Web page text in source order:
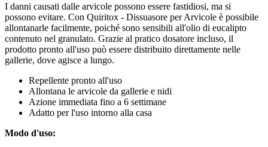
I danni causati dalle arvicole possono essere fastidiosi, ma si
possono evitare. Con Quiritox - Dissuasore per Arvicole è possibile
allontanarle facilmente, poiché sono sensibili all'olio di eucalipto
contenuto nel granulato. Grazie al pratico dosatore incluso, il
prodotto pronto all'uso può essere distribuito direttamente nelle
gallerie, dove agisce a lungo.
Repellente pronto all'uso
Allontana le arvicole da gallerie e nidi
Azione immediata fino a 6 settimane
Adatto per l'uso intorno alla casa
Modo d'uso: